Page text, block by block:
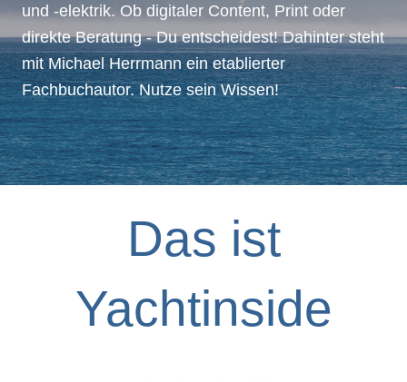
und -elektrik. Ob digitaler Content, Print oder
direkte Beratung - Du entscheidest! Dahinter steht
mit Michael Herrmann ein etablierter
Fachbuchautor. Nutze sein Wissen!
Das ist
Yachtinside